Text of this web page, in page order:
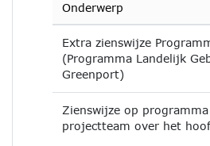
Onderwerp
Extra zienswijze
(Programma Landelijk
Greenport)
Zienswijze op
projectteam over het